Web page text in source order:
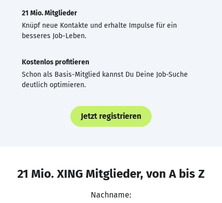
21 Mio. Mitglieder
Knüpf neue Kontakte und erhalte Impulse für ein
besseres Job-Leben.
Kostenlos profitieren
Schon als Basis-Mitglied kannst Du Deine Job-Suche
deutlich optimieren.
Jetzt registrieren
21 Mio. XING Mitglieder, von A bis Z
Nachname: